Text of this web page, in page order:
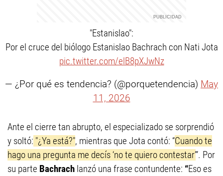
"Estanislao":
Por el cruce del biólogo Estanislao Bachrach con Nati Jota
pic.twitter.com/elB8pXJwNz
— ¿Por qué es tendencia? (@porquetendencia) May
11, 2026
Ante el cierre tan abrupto, el especializado se sorprendió
y soltó: "¿Ya está?", mientras que Jota contó: “Cuando te
hago una pregunta me decís ‘no te quiero contestar’”. Por
su parte Bachrach lanzó una frase contundente: “Eso es